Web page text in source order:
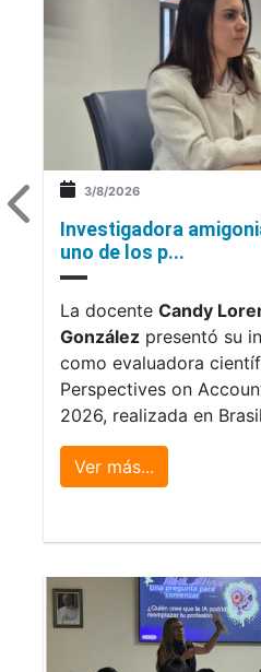
3/8/2026
Investigadora
uno de los p...
La docente Candy
González presentó su
como evaluadora
Perspectives on
2026, realizada en
Ver más...